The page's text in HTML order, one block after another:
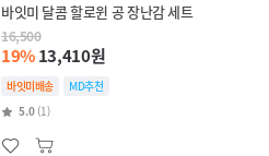
바잇미 달콤 할로윈 공 장난감 세트
16,500
19%13,410원
바잇미배송
MD추천
5.0 (1)